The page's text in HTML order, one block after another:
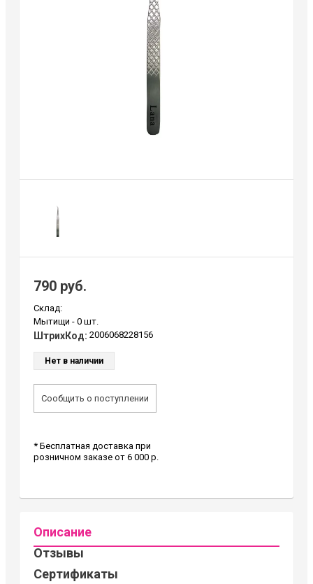
790 руб.
Склад:
Мытищи - 0 шт.
ШтрихКод: 2006068228156
Нет в наличии
Сообщить о поступлении
* Бесплатная доставка при
розничном заказе от 6 000 р.
Описание
Отзывы
Сертификаты